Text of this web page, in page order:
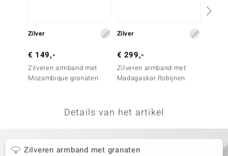
Collection
Zilver
€ 149,-
Zilveren armband met
Mozambique granaten
Zilver
€ 299,-
Zilveren armband met
Madagaskar Robijnen
Details van het artikel
Zilveren armband met granaten